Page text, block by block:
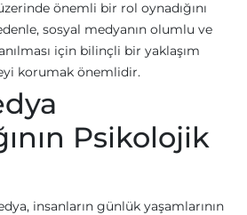
önemli bir rol oynadığını
sosyal medyanın olumlu ve
için bilinçli bir yaklaşım
korumak önemlidir.
Psikolojik
insanların günlük yaşamlarının